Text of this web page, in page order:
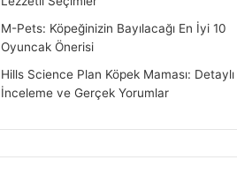
M-Pets: Köpeğinizin Bayılacağı En İyi 10
Oyuncak Önerisi
Hills Science Plan Köpek Maması: Detaylı
İnceleme ve Gerçek Yorumlar